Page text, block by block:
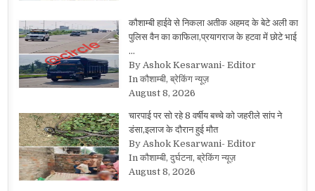
कौशाम्बी हाईवे से निकला अतीक अहमद के बेटे अली का
पुलिस वैन का काफिला,प्रयागराज के हटवा में छोटे भाई
…
By Ashok Kesarwani- Editor
In कौशाम्बी, ब्रेकिंग न्यूज़
August 8, 2026
चारपाई पर सो रहे 8 वर्षीय बच्चे को जहरीले सांप ने
डंसा,इलाज के दौरान हुई मौत
By Ashok Kesarwani- Editor
In कौशाम्बी, दुर्घटना, ब्रेकिंग न्यूज़
August 8, 2026